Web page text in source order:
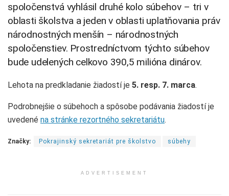
spoločenstvá vyhlásil druhé kolo súbehov – tri v
oblasti školstva a jeden v oblasti uplatňovania práv
národnostných menšín – národnostných
spoločenstiev. Prostredníctvom týchto súbehov
bude udelených celkovo 390,5 milióna dinárov.
Lehota na predkladanie žiadostí je 5. resp. 7. marca.
Podrobnejšie o súbehoch a spôsobe podávania žiadostí je
uvedené na stránke rezortného sekretariátu.
Značky: Pokrajinský sekretariát pre školstvo súbehy
ADVERTISEMENT